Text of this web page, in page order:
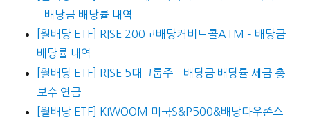
– 배당금 배당률 내역
[월배당 ETF] RISE 200고배당커버드콜ATM – 배당금
배당률 내역
[월배당 ETF] RISE 5대그룹주 – 배당금 배당률 세금 총
보수 연금
[월배당 ETF] KIWOOM 미국S&P500&배당다우존스